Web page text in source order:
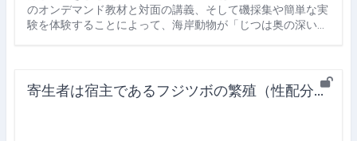
のオンデマンド教材と対面の講義、そして磯採集や簡単な実
験を体験することによって、海岸動物が「じつは奥の深い…
寄生者は宿主であるフジツボの繁殖（性配分）にどのような影響を与えるのか？